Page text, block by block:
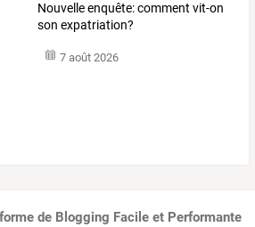
Nouvelle enquête: comment vit-on
son expatriation?
7 août 2026
de Blogging Facile et Performante